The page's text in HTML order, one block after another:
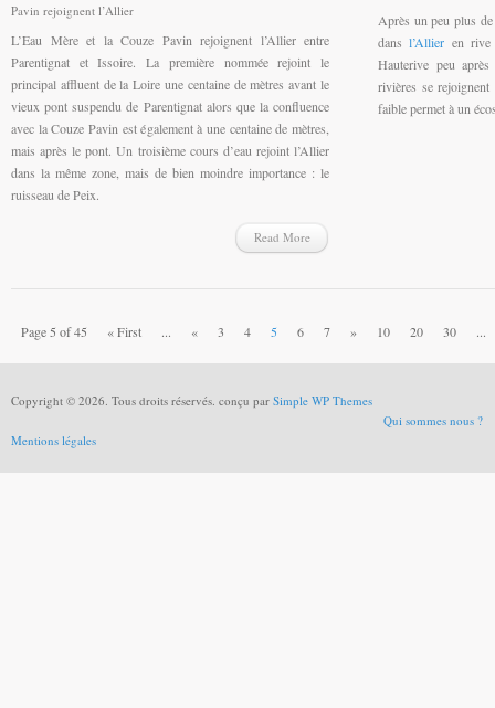
Pavin rejoignent l’Allier
L’Eau Mère et la Couze Pavin rejoignent l’Allier entre
Parentignat et Issoire. La première nommée rejoint le
principal affluent de la Loire une centaine de mètres avant le
vieux pont suspendu de Parentignat alors que la confluence
avec la Couze Pavin est également à une centaine de mètres,
mais après le pont. Un troisième cours d’eau rejoint l’Allier
dans la même zone, mais de bien moindre importance : le
ruisseau de Peix.
Read More
Après un peu plus
dansl’Allier en rive
Hauterive peu
rivières se rejoignent
faible permet à un
Page 5 of 45 « First ... « 3 4 5 6 7 » 10 20 30 ...
Copyright © 2026. Tous droits réservés. conçu par Simple WP Themes
Qui sommes nous ?
Mentions légales